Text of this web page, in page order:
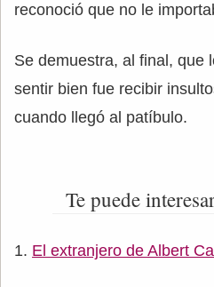
reconoció que no le
Se demuestra, al final, que
sentir bien fue recibir
cuando llegó al patíbulo.
Te puede
El extranjero de Albert